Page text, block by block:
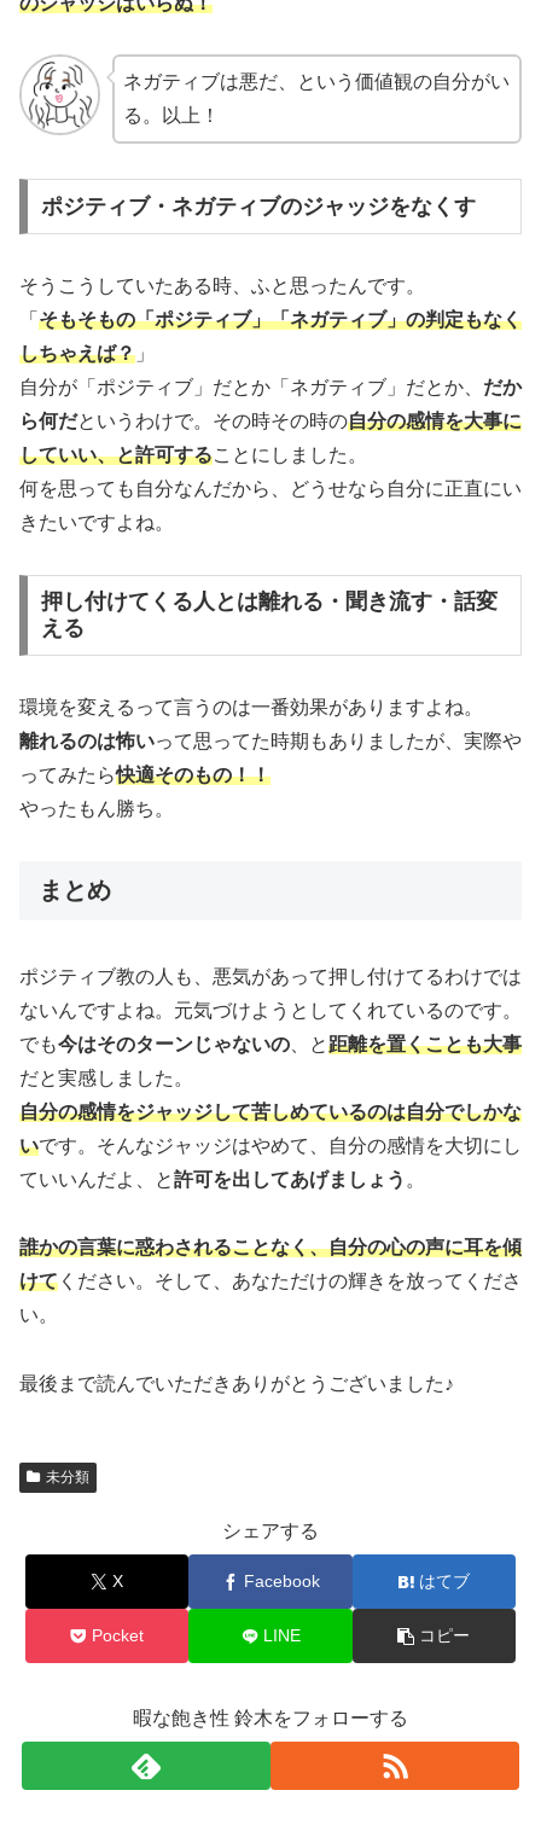
ネガティブは悪だ、という価値観の自分がい
る。以上！
ポジティブ・ネガティブのジャッジをなくす
そうこうしていたある時、ふと思ったんです。
「 そもそもの「ポジティブ」「ネガティブ」の判定もなく
しちゃえば？ 」
自分が「ポジティブ」だとか「ネガティブ」だとか、 だか
ら何だというわけで。その時その時の自分の感情を大事に
していい、と許可することにしました。
何を思っても自分なんだから、どうせなら自分に正直にい
きたいですよね。
押し付けてくる人とは離れる・聞き流す・話変
える
環境を変えるって言うのは一番効果がありますよね。
離れるのは怖いって思ってた時期もありましたが、実際や
ってみたら快適そのもの！！
やったもん勝ち。
まとめ
ポジティブ教の人も、悪気があって押し付けてるわけでは
ないんですよね。元気づけようとしてくれているのです。
でも今はそのターンじゃないの 、と距離を置くことも大事
だと実感しました。
自分の感情をジャッジして苦しめているのは自分でしかな
いです。そんなジャッジはやめて、自分の感情を大切にし
ていいんだよ、と許可を出してあげましょう 。
誰かの言葉に惑わされることなく、自分の心の声に耳を傾
けて ください。そして、あなただけの輝きを放ってくださ
い。
最後まで読んでいただきありがとうございました♪
未分類
シェアする
X Facebook はてブ
Pocket LINE コピー
暇な飽き性 鈴木をフォローする